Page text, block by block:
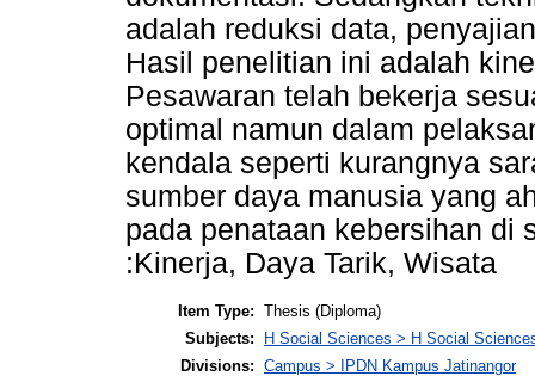
adalah reduksi data,
Hasil penelitian ini adalah
Pesawaran telah bekerja
optimal namun dalam
kendala seperti kurangnya
sumber daya manusia yang
pada penataan kebersihan di
:Kinerja, Daya Tarik, Wisata
Item Type: Thesis (Diploma)
Subjects:
H Social Sciences > H Social
Divisions: Campus > IPDN Kampus Jatinangor